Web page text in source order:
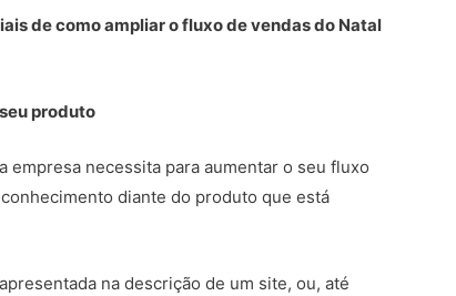
de como ampliar o fluxo de vendas do Natal
produto
empresa necessita para aumentar o seu fluxo
diante do produto que está
na descrição de um site, ou, até